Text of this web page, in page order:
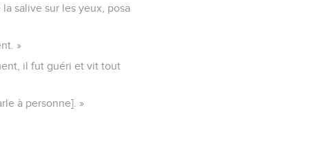
salive sur les yeux, posa
»
il fut guéri et vit tout
à personne]. »